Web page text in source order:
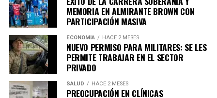
Aún se desconocen las causas del incendio, y los
bomberos están investigando si fue intencional. Los
vagones afectados formaban parte de una composición
en desuso estacionada en la zona de talleres de la
MEMORIA EN ALMIRANTE BROWN CON
PARTICIPACIÓN MASIVA
ECONOMÍA HACE 2 MESES
NUEVO PERMISO PARA MILITARES: SE LES
PERMITE TRABAJAR EN EL SECTOR
PRIVADO
SALUD HACE 2 MESES
PREOCUPACIÓN EN CLÍNICAS